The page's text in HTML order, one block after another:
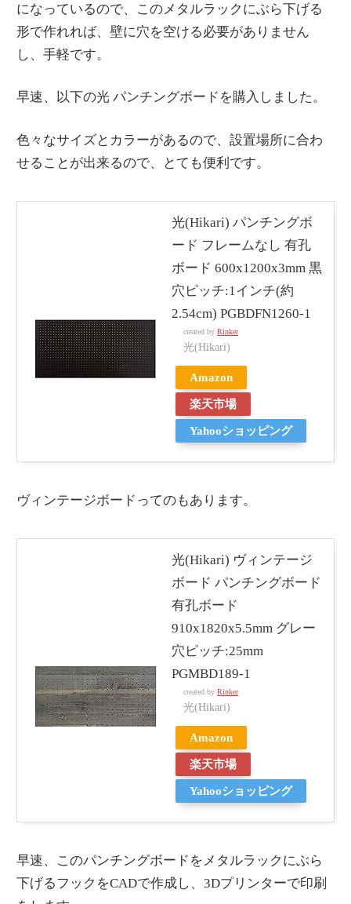
になっているので、このメタルラックにぶら下げる
形で作れれば、壁に穴を空ける必要がありません
し、手軽です。
早速、以下の光 パンチングボードを購入しました。
色々なサイズとカラーがあるので、設置場所に合わ
せることが出来るので、とても便利です。
光(Hikari) パンチングボ
ード フレームなし 有孔
ボード 600x1200x3mm 黒
穴ピッチ:1インチ(約
2.54cm) PGBDFN1260-1
created byRinker
光(Hikari)
Amazon
楽天市場
Yahooショッピング
ヴィンテージボードってのもあります。
光(Hikari) ヴィンテージ
ボード パンチングボード
有孔ボード
910x1820x5.5mm グレー
穴ピッチ:25mm
PGMBD189-1
created byRinker
光(Hikari)
Amazon
楽天市場
Yahooショッピング
早速、このパンチングボードをメタルラックにぶら
下げるフックをCADで作成し、3Dプリンターで印刷